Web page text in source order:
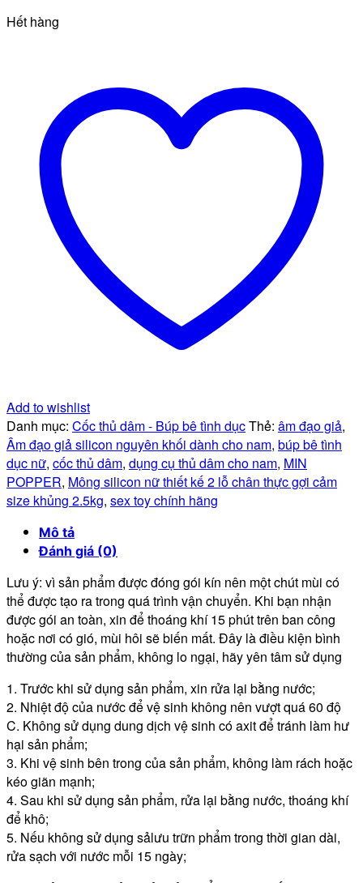
Hết hàng
Add to wishlist
Danh mục: Cốc thủ dâm - Búp bê tình dụcThẻ: âm đạo giả,
Âm đạo giả silicon nguyên khối dành cho nam, búp bê tình
dục nữ, cốc thủ dâm, dụng cụ thủ dâm cho nam, MIN
POPPER, Mông silicon nữ thiết kế 2 lỗ chân thực gợi cảm
size khủng 2.5kg, sex toy chính hãng
Mô tả
Đánh giá (0)
Lưu ý: vì sản phẩm được đóng gói kín nên một chút mùi có
thể được tạo ra trong quá trình vận chuyển. Khi bạn nhận
được gói an toàn, xin để thoáng khí 15 phút trên ban công
hoặc nơi có gió, mùi hôi sẽ biến mất. Đây là điều kiện bình
thường của sản phẩm, không lo ngại, hãy yên tâm sử dụng
1. Trước khi sử dụng sản phẩm, xin rửa lại bằng nước;
2. Nhiệt độ của nước để vệ sinh không nên vượt quá 60 độ
C. Không sử dụng dung dịch vệ sinh có axit để tránh làm hư
hại sản phẩm;
3. Khi vệ sinh bên trong của sản phẩm, không làm rách hoặc
kéo giãn mạnh;
4. Sau khi sử dụng sản phẩm, rửa lại bằng nước, thoáng khí
để khô;
5. Nếu không sử dụng sảlưu trữn phẩm trong thời gian dài,
rửa sạch với nước mỗi 15 ngày;